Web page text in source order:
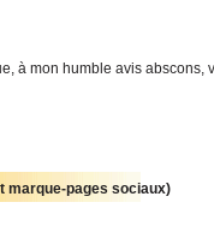
à mon humble avis abscons,
marque-pages sociaux)